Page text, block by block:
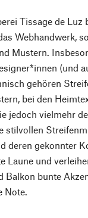
Tissage de Luz
Webhandwerk,
Mustern.
(und
gehören
bei den
jedoch vielmehr
stilvollen
deren gekonnter
Laune und
Balkon bunte
Note.